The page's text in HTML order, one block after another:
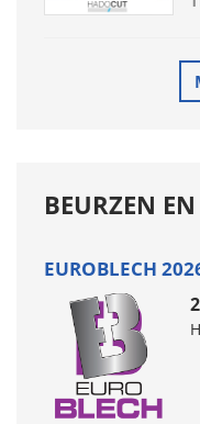
BEURZEN
EUROBLECH